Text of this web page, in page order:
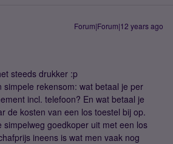
Forum|Forum|12 years ago
steeds drukker :p
simpele rekensom: wat betaal je per
incl. telefoon? En wat betaal je
de kosten van een los toestel bij op.
goedkoper uit met een los
ineens is wat men vaak nog